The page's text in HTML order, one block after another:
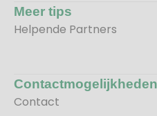
Meer tips
Helpende Partners
Contactmogelijkheden
Contact